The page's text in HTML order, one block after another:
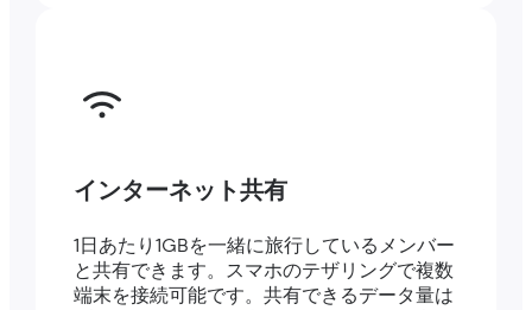
インターネット共有
1日あたり1GBを一緒に旅行しているメンバー
と共有できます。スマホのテザリングで複数
端末を接続可能です。共有できるデータ量は